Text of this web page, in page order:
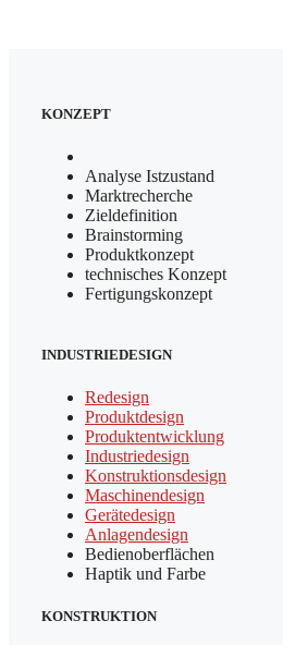
KONZEPT
Analyse Istzustand
Marktrecherche
Zieldefinition
Brainstorming
Produktkonzept
technisches Konzept
Fertigungskonzept
INDUSTRIEDESIGN
Redesign
Produktdesign
Produktentwicklung
Industriedesign
Konstruktionsdesign
Maschinendesign
Gerätedesign
Anlagendesign
Bedienoberflächen
Haptik und Farbe
KONSTRUKTION